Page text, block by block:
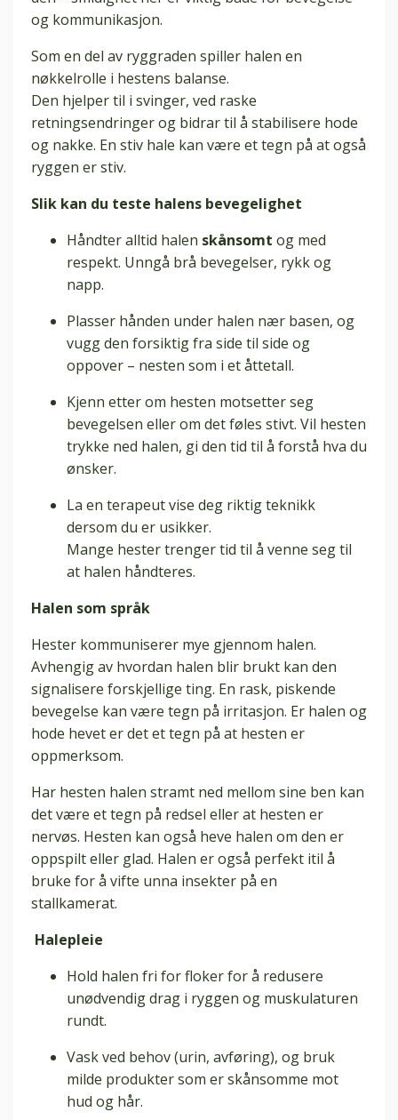
og kommunikasjon.
Som en del av ryggraden spiller halen en
nøkkelrolle i hestens balanse.
Den hjelper til i svinger, ved raske
retningsendringer og bidrar til å stabilisere hode
og nakke. En stiv hale kan være et tegn på at også
ryggen er stiv.
Slik kan du teste halens bevegelighet
Håndter alltid halen skånsomt og med
respekt. Unngå brå bevegelser, rykk og
napp.
Plasser hånden under halen nær basen, og
vugg den forsiktig fra side til side og
oppover – nesten som i et åttetall.
Kjenn etter om hesten motsetter seg
bevegelsen eller om det føles stivt. Vil hesten
trykke ned halen, gi den tid til å forstå hva du
ønsker.
La en terapeut vise deg riktig teknikk
dersom du er usikker.
Mange hester trenger tid til å venne seg til
at halen håndteres.
Halen som språk
Hester kommuniserer mye gjennom halen.
Avhengig av hvordan halen blir brukt kan den
signalisere forskjellige ting. En rask, piskende
bevegelse kan være tegn på irritasjon. Er halen og
hode hevet er det et tegn på at hesten er
oppmerksom.
Har hesten halen stramt ned mellom sine ben kan
det være et tegn på redsel eller at hesten er
nervøs. Hesten kan også heve halen om den er
oppspilt eller glad. Halen er også perfekt itil å
bruke for å vifte unna insekter på en
stallkamerat.
Halepleie
Hold halen fri for floker for å redusere
unødvendig drag i ryggen og muskulaturen
rundt.
Vask ved behov (urin, avføring), og bruk
milde produkter som er skånsomme mot
hud og hår.